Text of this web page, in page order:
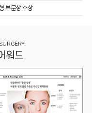
부문상 수상
워드